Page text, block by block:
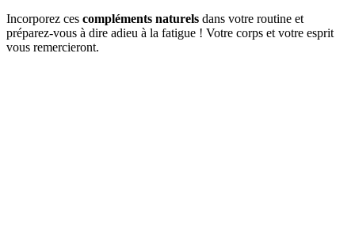
Incorporez ces compléments naturels dans votre routine et
préparez-vous à dire adieu à la fatigue ! Votre corps et votre esprit
vous remercieront.